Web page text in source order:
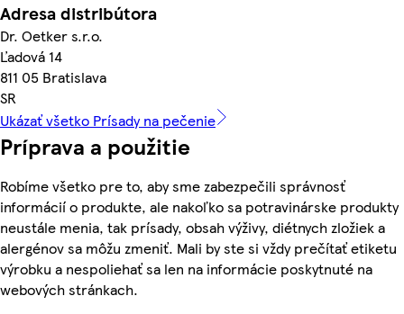
Adresa distribútora
Dr. Oetker s.r.o.
Ľadová 14
811 05 Bratislava
SR
Ukázať všetko Prísady na pečenie
Príprava a použitie
Robíme všetko pre to, aby sme zabezpečili správnosť
informácií o produkte, ale nakoľko sa potravinárske produkty
neustále menia, tak prísady, obsah výživy, diétnych zložiek a
alergénov sa môžu zmeniť. Mali by ste si vždy prečítať etiketu
výrobku a nespoliehať sa len na informácie poskytnuté na
webových stránkach.